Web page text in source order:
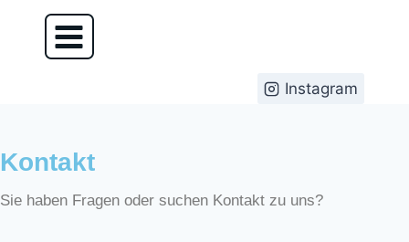
Instagram
Kontakt
Sie haben Fragen oder suchen Kontakt zu uns?